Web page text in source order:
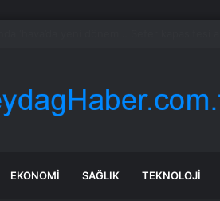
EKONOMI SAĞLIK TEKNOLOJI